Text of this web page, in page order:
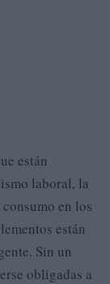
están
laboral, la
en los
están
Sin un
obligadas a